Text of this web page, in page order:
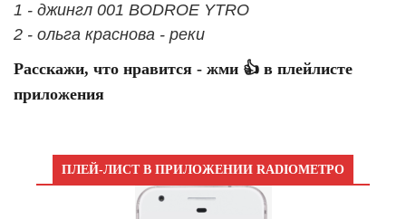
1 - джингл 001 BODROE YTRO
2 - ольга краснова - реки
Расскажи, что нравится - жми 👍 в плейлисте
приложения
ПЛЕЙ-ЛИСТ В ПРИЛОЖЕНИИ RADIOМЕТРО